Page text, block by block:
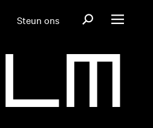
Steun ons OpenOpen menu
LM